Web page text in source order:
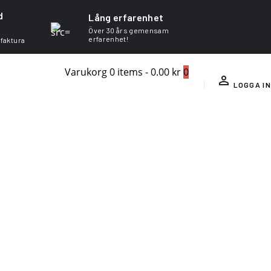
Lång erfarenhet
Över 30 års gemensam
erfarenhet!
Varukorg0 items -0.00 kr0
LOGGA IN